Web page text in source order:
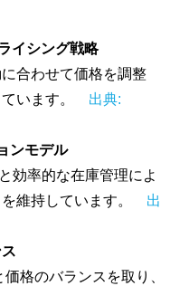
イシング戦略
合わせて価格を調整
ています。 出典:
ンモデル
効率的な在庫管理によ
を維持しています。 出
格のバランスを取り、